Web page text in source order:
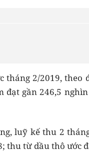
tháng 2/2019, theo
gần 246,5
luỹ kế thu 2
thu từ dầu thô ước